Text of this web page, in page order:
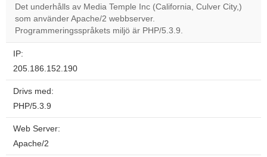
Do you
website?
Det underhålls av Media Temple Inc (California, Culver City,)
som använder Apache/2 webbserver.
Programmeringsspråkets miljö är PHP/5.3.9.
IP:
205.186.152.190
Drivs med:
PHP/5.3.9
Web Server:
Apache/2